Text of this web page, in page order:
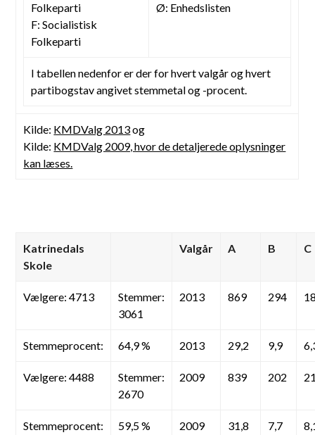
Folkeparti
F: Socialistisk
Folkeparti
Ø: Enhedslisten
I tabellen nedenfor er der for hvert valgår og hvert
partibogstav angivet stemmetal og -procent.
Kilde: KMDValg 2013og
Kilde: KMDValg 2009, hvor de detaljerede oplysninger
kan læses.
Katrinedals
Skole
Valgår A B C
Vælgere: 4713
Stemmer:
3061
2013 869 294
Stemmeprocent: 64,9 % 2013 29,2 9,9
Vælgere: 4488
Stemmer:
2670
2009 839 202
Stemmeprocent: 59,5 % 2009 31,8 7,7